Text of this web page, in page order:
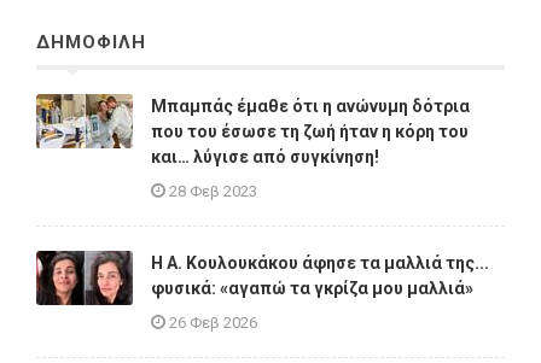
ΔΗΜΟΦΙΛΗ
Μπαμπάς έμαθε ότι η ανώνυμη δότρια
που του έσωσε τη ζωή ήταν η κόρη του
και… λύγισε από συγκίνηση!
28 Φεβ 2023
Η A. Κουλουκάκου άφησε τα μαλλιά της...
φυσικά: «αγαπώ τα γκρίζα μου μαλλιά»
26 Φεβ 2026